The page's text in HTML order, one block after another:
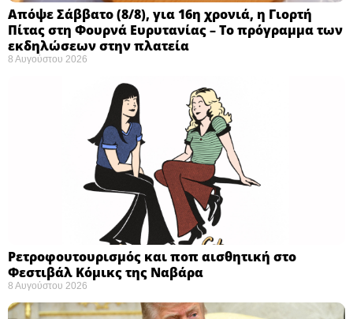
Απόψε Σάββατο (8/8), για 16η χρονιά, η Γιορτή
Πίτας στη Φουρνά Ευρυτανίας – Το πρόγραμμα των
εκδηλώσεων στην πλατεία
8 Αυγούστου 2026
Ρετροφουτουρισμός και ποπ αισθητική στο
Φεστιβάλ Κόμικς της Ναβάρα ​
8 Αυγούστου 2026